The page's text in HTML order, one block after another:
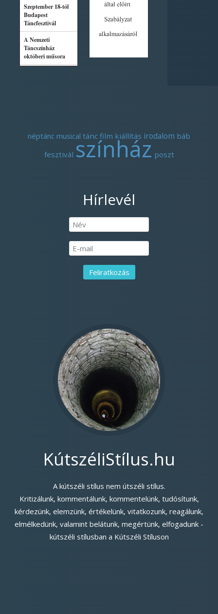
néptánc musical tánc film kiállítás irodalom báb
fesztivál színház poszt
Hírlevél
KútszéliStílus.hu
A kútszéli stílus nem útszéli stílus.
Kritizálunk, kommentálunk, kommentelünk, tudósítunk,
kérdezünk, elemzünk, értékelünk, vitatkozunk, reagálunk,
elmélkedünk, valamint belátunk, megértünk, elfogadunk -
kútszéli stílusban a Kútszéli Stíluson